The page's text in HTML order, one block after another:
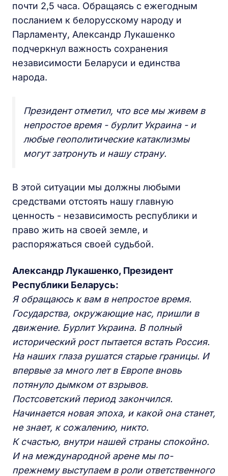
почти 2,5 часа. Обращаясь с ежегодным
посланием к белорусскому народу и
Парламенту, Александр Лукашенко
подчеркнул важность сохранения
независимости Беларуси и единства
народа.
Президент отметил, что все мы живем в
непростое время - бурлит Украина - и
любые геополитические катаклизмы
могут затронуть и нашу страну.
В этой ситуации мы должны любыми
средствами отстоять нашу главную
ценность - независимость республики и
право жить на своей земле, и
распоряжаться своей судьбой.
Александр Лукашенко, Президент
Республики Беларусь:
Я обращаюсь к вам в непростое время.
Государства, окружающие нас, пришли в
движение. Бурлит Украина. В полный
исторический рост пытается встать Россия.
На наших глаза рушатся старые границы. И
впервые за много лет в Европе вновь
потянуло дымком от взрывов.
Постсоветский период закончился.
Начинается новая эпоха, и какой она станет,
не знает, к сожалению, никто.
К счастью, внутри нашей страны спокойно.
И на международной арене мы по-
прежнему выступаем в роли ответственного